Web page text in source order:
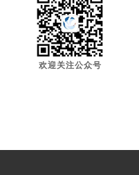
欢迎关注公众号